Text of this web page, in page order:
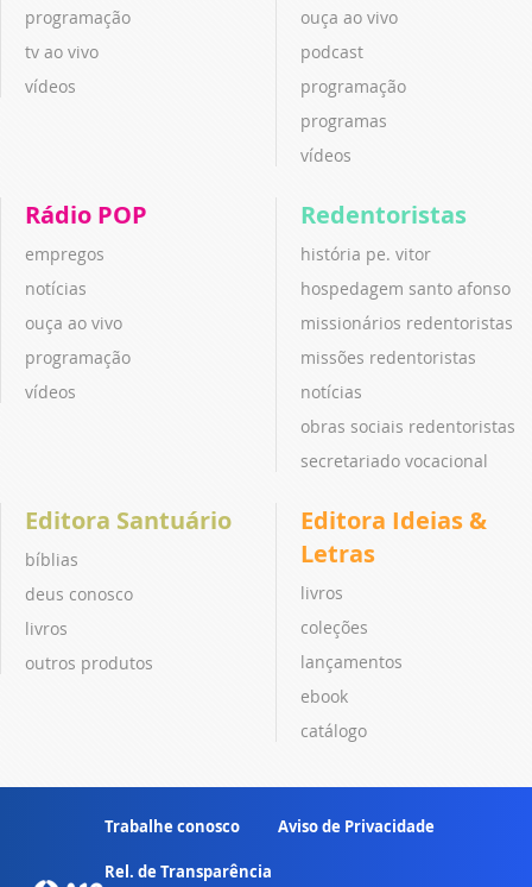
programação
tv ao vivo
vídeos
ouça ao vivo
podcast
programação
programas
vídeos
Rádio POP
empregos
notícias
ouça ao vivo
programação
vídeos
Redentoristas
história pe. vitor
hospedagem santo afonso
missionários redentoristas
missões redentoristas
notícias
obras sociais redentoristas
secretariado vocacional
Editora Santuário
bíblias
deus conosco
livros
outros produtos
Editora Ideias &
Letras
livros
coleções
lançamentos
ebook
catálogo
Trabalhe conosco Aviso de Privacidade
Rel. de Transparência